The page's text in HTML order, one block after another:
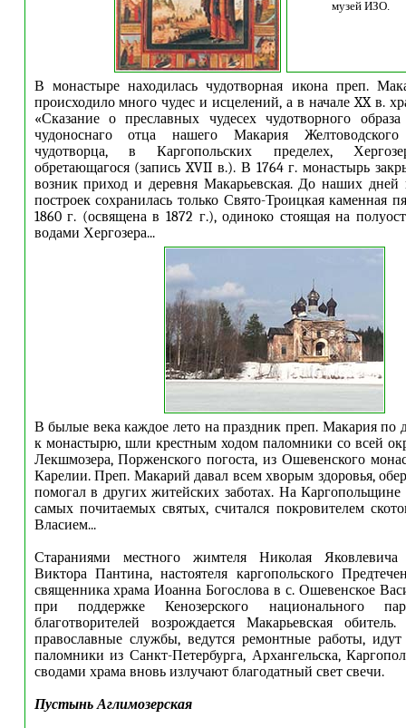
музей ИЗО.
В монастыре находилась чудотворная икона преп.
происходило много чудес и исцелений, а в начале XX в.
«Сказание о преславных чудесех чудотворного
чудоноснаго отца нашего Макария
чудотворца, в Каргопольских пределех,
обретающагося (запись XVII в.). В 1764 г. монастырь за
возник приход и деревня Макарьевская. До наших дней
построек сохранилась только Свято-Троицкая каменная
1860 г. (освящена в 1872 г.), одиноко стоящая на
водами Хергозера...
В былые века каждое лето на праздник преп. Макария по
к монастырю, шли крестным ходомпаломники со всей
Лекшмозера, Порженского погоста, из Ошевенского
Карелии. Преп. Макарий давал всем хворым здоровья,
помогал в других житейских заботах.На Каргопольщине
самых почитаемых святых, считался покровителем
Власием...
Стараниями местного жимтеля Николая
Виктора Пантина, настоятеля каргопольского
священника храма Иоанна Богослова в с. Ошевенское
при поддержке Кенозерского национального
благотворителей возрождается Макарьевская
православные службы, ведутся ремонтные работы,
паломники из Санкт-Петербурга, Архангельска,
сводами храма вновь излучают благодатный свет свечи.
Пустынь Аглимозерская